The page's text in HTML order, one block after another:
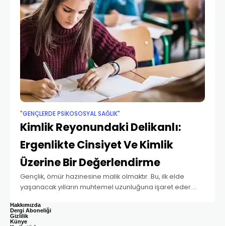
"GENÇLERDE PSIKOSOSYAL SAĞLIK"
Kimlik Reyonundaki Delikanlı:
Ergenlikte Cinsiyet Ve Kimlik
Üzerine Bir Değerlendirme
Gençlik, ömür hazinesine malik olmaktır. Bu, ilk elde
yaşanacak yılların muhtemel uzunluğuna işaret eder.
potansiyel çeşitliliğini de ima eder. On beş yaşlarında on
Hakkımızda
Dergi Aboneliği
Gizlilik
Künye